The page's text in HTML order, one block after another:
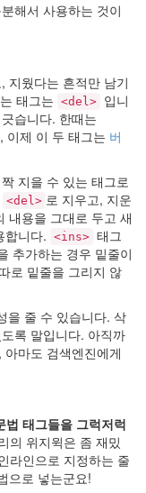
해서 사용하는 것이
지웠다는 흔적만 남기
태그는 <del> 입니
습니다. 한때는
이제 이 두 태그는 버
지을 수 있는 태그로
<del> 로 지우고, 지운
내용을 그대로 두고 새
합니다. <ins> 태그
추가하는 경우 밑줄이
로 밑줄을 그리지 않
을 줄 수 있습니다. 삭
록 말입니다. 아직까
마도 검색엔진에게
태그들을 그럭저럭
의 위지윅은 좀 재밌
라인으로 지정하는 줄
으로 넣는군요!